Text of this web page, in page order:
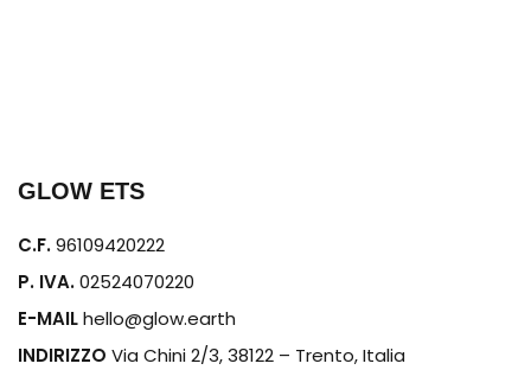
GLOW ETS
C.F.96109420222
P. IVA.02524070220
E-MAILhello@glow.earth
INDIRIZZO Via Chini 2/3, 38122 – Trento, Italia